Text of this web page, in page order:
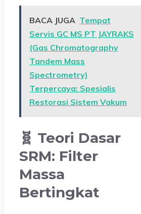
BACA JUGA Tempat
Servis GC MS PT JAYRAKS
(Gas Chromatography
Tandem Mass
Spectrometry)
Terpercaya: Spesialis
Restorasi Sistem Vakum
🧬 Teori Dasar
SRM: Filter
Massa
Bertingkat